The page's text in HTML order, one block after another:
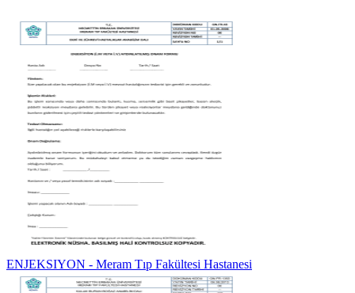
ENJEKSIYON - Meram Tıp Fakültesi Hastanesi